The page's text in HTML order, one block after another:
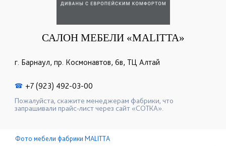
САЛОН МЕБЕЛИ «MALITTA»
г. Барнаул, пр. Космонавтов, 6в, ТЦ Алтай
☎ +7 (923) 492-03-00
Пожалуйста, скажите менеджерам фабрики, что
запрашивали прайс-лист через сайт «СОТКА».
Фото мебели фабрики MALITTA